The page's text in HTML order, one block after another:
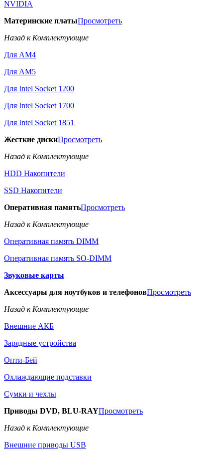
NVIDIA
Материнские платыПросмотреть
Назад к Комплектующие
Для AM4
Для AM5
Для Intel Socket 1200
Для Intel Socket 1700
Для Intel Socket 1851
Жесткие дискиПросмотреть
Назад к Комплектующие
HDD Накопители
SSD Накопители
Оперативная памятьПросмотреть
Назад к Комплектующие
Оперативная память DIMM
Оперативная память SO-DIMM
Звуковые карты
Аксессуары для ноутбуков и телефоновПросмотреть
Назад к Комплектующие
Внешние АКБ
Зарядные устройства
Опти-Бей
Охлаждающие подставки
Сумки и чехлы
Приводы DVD, BLU-RAYПросмотреть
Назад к Комплектующие
Внешние приводы USB